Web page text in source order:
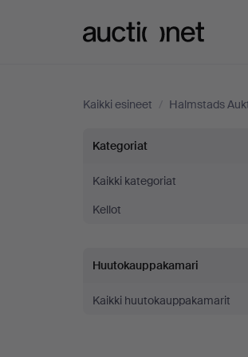
Kaikki esineet / Halmstads
Taskukellot
ja
sekuntikellot
Halmstads
Kategoriat
Kaikki kategoriat
Kellot
Huutokauppakamari
Kaikki huutokauppakamarit